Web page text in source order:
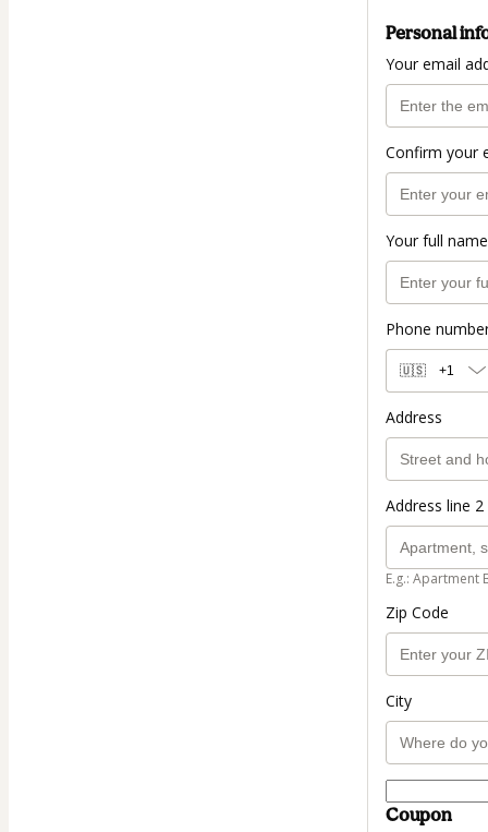
Personal
Your email
Confirm your
Your full name
Phone
🇺🇸 +1
Address
Address line
E.g.: Apartment
Zip Code
City
Coupon